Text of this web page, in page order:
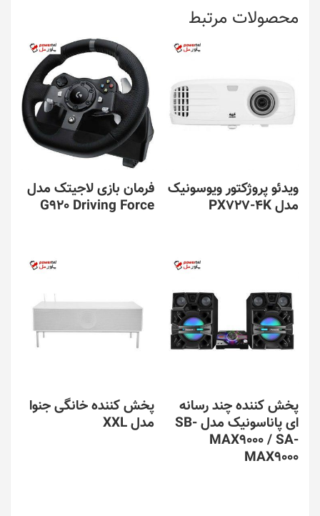
محصولات مرتبط
ویدئو پروژکتور ویوسونیک
مدل PX727-4K
فرمان بازی لاجیتک مدل
G920 Driving Force
پخش کننده چند رسانه
ای پاناسونیک مدل SB-
MAX9000 / SA-
MAX9000
پخش کننده خانگی جنوا
مدل XXL